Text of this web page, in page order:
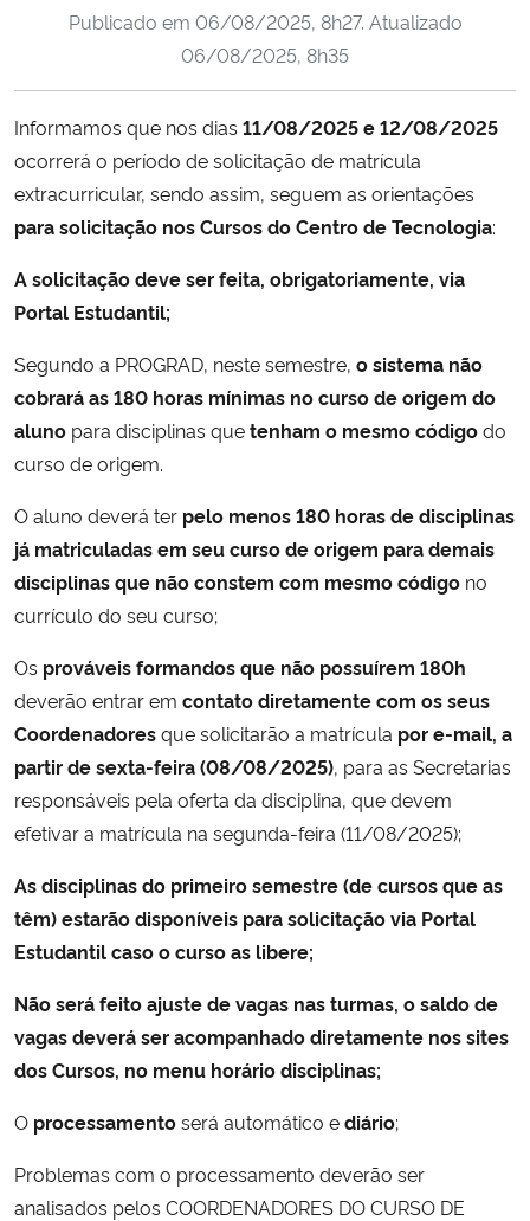
Ministério da Cidadania
Ministério de Minas e Energia
Ministério da Ciência, Tecnologia, Inovações e Comunicações
Ministério do Meio Ambiente
Ministério do Desenvolvimento Regional
Controladoria-Geral da União
Ministério da Mulher, da Família e dos Direitos Humanos
Secretaria-Geral
Gabinete de Segurança Institucional
Advocacia-Geral da União
Banco Central do Brasil
Planalto
Publicado em 06/08/2025, 8h27. Atualizado
06/08/2025, 8h35
Informamos que nos dias 11/08/2025 e 12/08/2025
ocorrerá o período de solicitação de matrícula
extracurricular, sendo assim, seguem as orientações
para solicitação nos Cursos do Centro de Tecnologia:
A solicitação deve ser feita, obrigatoriamente, via
Portal Estudantil;
Segundo a PROGRAD, neste semestre, o sistema não
cobrará as 180 horas mínimas no curso de origem do
aluno para disciplinas quetenham o mesmo códigodo
curso de origem.
O aluno deverá ter pelo menos 180 horas de disciplinas
já matriculadas em seu curso de origem para demais
disciplinas que não constem com mesmo código no
currículo do seu curso;
Os prováveis formandos que não possuírem 180h
deverão entrar em contatodiretamente com os seus
Coordenadoresque solicitarão a matrícula por e-mail, a
partir de sexta-feira (08/08/2025), para as Secretarias
responsáveis pela oferta da disciplina, que devem
efetivar a matrícula na segunda-feira (11/08/2025);
As disciplinas do primeiro semestre (de cursos que as
têm) estarão disponíveis para solicitação via Portal
Estudantil caso o curso as libere;
Não será feito ajuste de vagas nas turmas, o saldo de
vagas deverá ser acompanhado diretamente nos sites
dos Cursos, no menu horário disciplinas;
O processamentoserá automático ediário;
Problemas com o processamento deverão ser
analisados pelos COORDENADORES DO CURSO DE